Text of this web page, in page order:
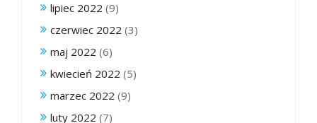
lipiec 2022 (9)
czerwiec 2022 (3)
maj 2022 (6)
kwiecień 2022 (5)
marzec 2022 (9)
luty 2022 (7)